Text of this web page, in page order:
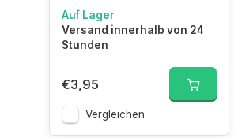
Auf Lager
Versand innerhalb von 24
Stunden
€3,95
Vergleichen